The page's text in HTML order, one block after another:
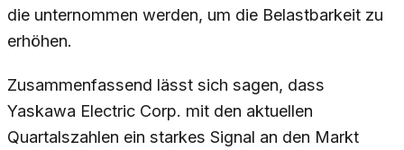
die unternommen werden, um die Belastbarkeit zu
erhöhen.
Zusammenfassend lässt sich sagen, dass
Yaskawa Electric Corp. mit den aktuellen
Quartalszahlen ein starkes Signal an den Markt